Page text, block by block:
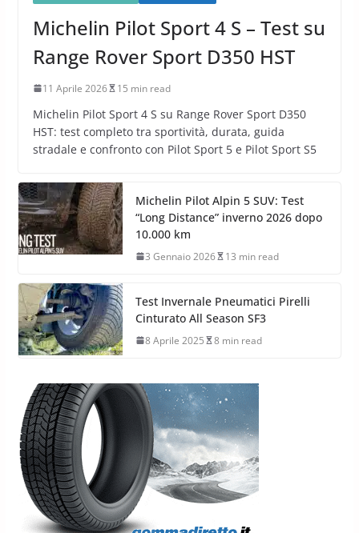
Michelin Pilot Sport 4 S – Test su
Range Rover Sport D350 HST
11 Aprile 2026 15 min read
Michelin Pilot Sport 4 S su Range Rover Sport D350
HST: test completo tra sportività, durata, guida
stradale e confronto con Pilot Sport 5 e Pilot Sport S5
Michelin Pilot Alpin 5 SUV: Test
“Long Distance” inverno 2026 dopo
10.000 km
3 Gennaio 2026 13 min read
Test Invernale Pneumatici Pirelli
Cinturato All Season SF3
8 Aprile 2025 8 min read